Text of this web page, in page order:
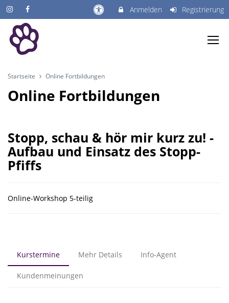
Anmelden Registrierung
Startseite Online Fortbildungen
Online Fortbildungen
Stopp, schau & hör mir kurz zu! -
Aufbau und Einsatz des Stopp-
Pfiffs
Online-Workshop 5-teilig
Kurstermine Mehr Details Info-Agent
Kundenmeinungen